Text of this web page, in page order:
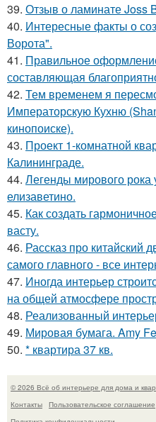
39. Отзыв о ламинате Joss
40. Интересные факты о
Ворота".
41. Правильное
составляющая
42. Тем временем я
Императорскую Кухню
кинопоиске).
43. Проект 1-комнатной
Калининграде.
44. Легенды мирового
елизаветино.
45. Как создать
васту.
46. Рассказ про китайский
самого главного - все
47. Иногда интерьер
на общей атмосфере
48. Реализованный
49. Мировая бумага. Amy
50. * квартира 37 кв.
© 2026 Всё об интерьере для дома и
Контакты
Пользовательское соглашение